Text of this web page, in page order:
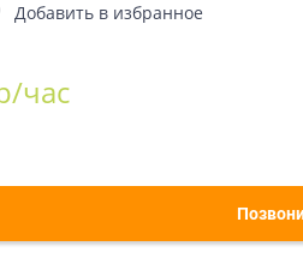
Добавить в избранное
час